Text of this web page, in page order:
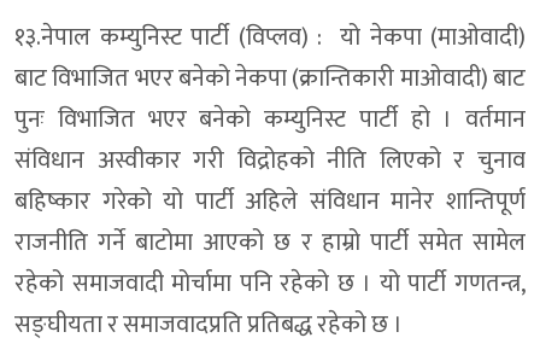
१३.नेपाल कम्युनिस्ट पार्टी (विप्लव) : यो नेकपा (माओवादी)
बाट विभाजित भएर बनेको नेकपा (क्रान्तिकारी माओवादी) बाट
पुनः विभाजित भएर बनेको कम्युनिस्ट पार्टी हो । वर्तमान
संविधान अस्वीकार गरी विद्रोहको नीति लिएको र चुनाव
बहिष्कार गरेको यो पार्टी अहिले संविधान मानेर शान्तिपूर्ण
राजनीति गर्ने बाटोमा आएको छ र हाम्रो पार्टी समेत सामेल
रहेको समाजवादी मोर्चामा पनि रहेको छ । यो पार्टी गणतन्त्र,
सङ्घीयता र समाजवादप्रति प्रतिबद्ध रहेको छ ।